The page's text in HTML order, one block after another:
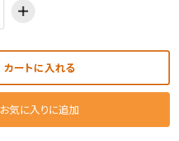
カートに入れる
お気に入りに追加